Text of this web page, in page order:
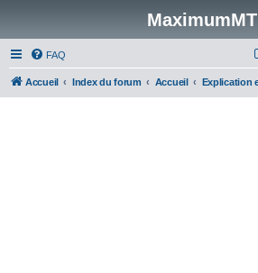
MaximumMT
FAQ
Accueil Index du forum Accueil